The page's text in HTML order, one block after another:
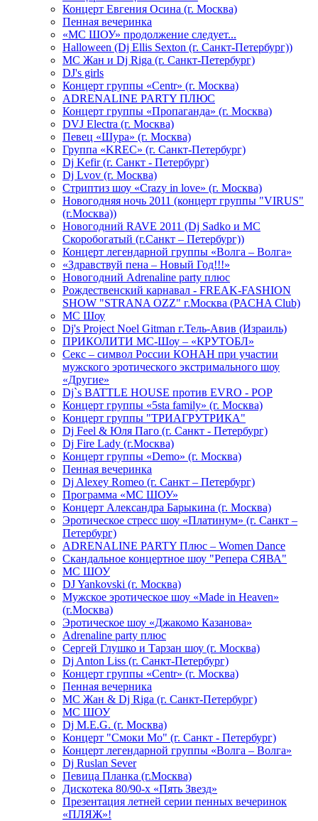
Концерт Евгения Осина (г. Москва)
Пенная вечеринка
«МС ШОУ» продолжение следует...
Halloween (Dj Ellis Sexton (г. Санкт-Петербург))
МС Жан и Dj Riga (г. Санкт-Петербург)
DJ's girls
Концерт группы «Centr» (г. Москва)
ADRENALINE PARTY ПЛЮС
Концерт группы «Пропаганда» (г. Москва)
DVJ Electra (г. Москва)
Певец «Шура» (г. Москва)
Группа «KREC» (г. Санкт-Петербург)
Dj Kefir (г. Санкт - Петербург)
Dj Lvov (г. Москва)
Стриптиз шоу «Crazy in love» (г. Москва)
Новогодняя ночь 2011 (концерт группы "VIRUS"
(г.Москва))
Новогодний RAVE 2011 (Dj Sadko и MC
Скоробогатый (г.Санкт – Петербург))
Концерт легендарной группы «Волга – Волга»
«Здравствуй пена – Новый Год!!!»
Новогодний Adrenaline party плюс
Рождественский карнавал - FREAK-FASHION
SHOW "STRANA OZZ" г.Москва (PACHA Club)
MC Шоу
Dj's Project Noel Gitman г.Тель-Авив (Израиль)
ПРИКОЛИТИ МС-Шоу – «КРУТОБЛ»
Секс – символ России КОНАН при участии
мужского эротического экстримального шоу
«Другие»
Dj`s BATTLE HOUSE против EVRO - POP
Концерт группы «5sta family» (г. Москва)
Концерт группы "ТРИАГРУТРИКА"
Dj Feel & Юля Паго (г. Санкт - Петербург)
Dj Fire Lady (г.Москва)
Концерт группы «Demo» (г. Москва)
Пенная вечеринка
Dj Alexey Romeo (г. Санкт – Петербург)
Программа «МС ШОУ»
Концерт Александра Барыкина (г. Москва)
Эротическое стресс шоу «Платинум» (г. Санкт –
Петербург)
ADRENALINE PARTY Плюс – Women Dance
Скандальное концертное шоу "Репера СЯВА"
МС ШОУ
DJ Yankovski (г. Москва)
Мужское эротическое шоу «Made in Heaven»
(г.Москва)
Эротическое шоу «Джакомо Казанова»
Adrenaline party плюс
Сергей Глушко и Тарзан шоу (г. Москва)
Dj Anton Liss (г. Санкт-Петербург)
Концерт группы «Centr» (г. Москва)
Пенная вечерника
МС Жан & Dj Riga (г. Санкт-Петербург)
МС ШОУ
Dj M.E.G. (г. Москва)
Концерт "Смоки Мо" (г. Санкт - Петербург)
Концерт легендарной группы «Волга – Волга»
Dj Ruslan Sever
Певица Планка (г.Москва)
Дискотека 80/90-х «Пять Звезд»
Презентация летней серии пенных вечеринок
«ПЛЯЖ»!